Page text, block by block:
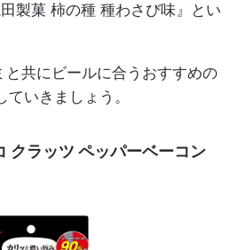
製菓 柿の種 種わさび味』とい
共にビールに合うおすすめの
いきましょう。
クラッツ ペッパーベーコン